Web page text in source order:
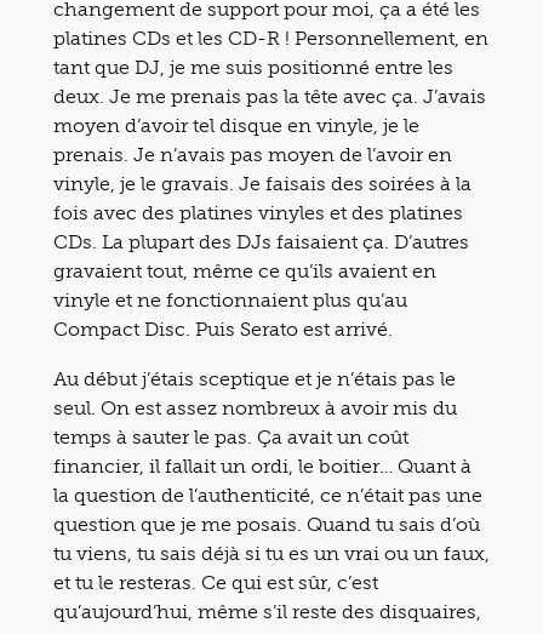
changement de support pour moi, ça a été les
platines CDs et les CD-R ! Personnellement, en
tant que DJ, je me suis positionné entre les
deux. Je me prenais pas la tête avec ça. J’avais
moyen d’avoir tel disque en vinyle, je le
prenais. Je n’avais pas moyen de l’avoir en
vinyle, je le gravais. Je faisais des soirées à la
fois avec des platines vinyles et des platines
CDs. La plupart des DJs faisaient ça. D’autres
gravaient tout, même ce qu’ils avaient en
vinyle et ne fonctionnaient plus qu’au
Compact Disc. Puis Serato est arrivé.
Au début j’étais sceptique et je n’étais pas le
seul. On est assez nombreux à avoir mis du
temps à sauter le pas. Ça avait un coût
financier, il fallait un ordi, le boitier… Quant à
la question de l’authenticité, ce n’était pas une
question que je me posais. Quand tu sais d’où
tu viens, tu sais déjà si tu es un vrai ou un faux,
et tu le resteras. Ce qui est sûr, c’est
qu’aujourd’hui, même s’il reste des disquaires,